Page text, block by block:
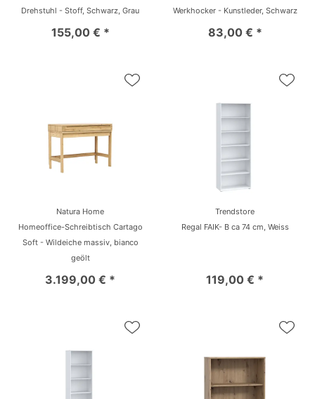
Drehstuhl - Stoff, Schwarz, Grau
155,00 € *
Werkhocker - Kunstleder, Schwarz
83,00 € *
Natura Home
Homeoffice-Schreibtisch Cartago
Soft - Wildeiche massiv, bianco
geölt
3.199,00 € *
Trendstore
Regal FAIK- B ca 74 cm, Weiss
119,00 € *